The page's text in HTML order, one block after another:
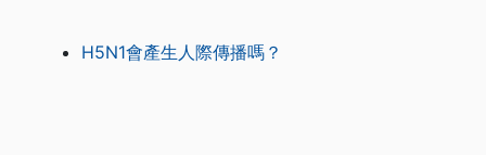
H5N1會產生人際傳播嗎？